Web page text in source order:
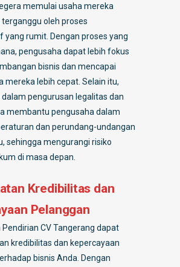
memulai usaha mereka
oleh proses
yang rumit. Dengan proses yang
pengusaha dapat lebih fokus
bisnis dan mencapai
mereka lebih cepat. Selain itu,
pengurusan legalitas dan
membantu pengusaha dalam
dan perundang-undangan
sehingga mengurangi risiko
di masa depan.
Kredibilitas dan
Pelanggan
Pendirian CV Tangerang dapat
kredibilitas dan kepercayaan
bisnis Anda. Dengan